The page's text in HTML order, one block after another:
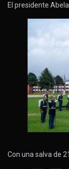
El presidente
Con una salva de